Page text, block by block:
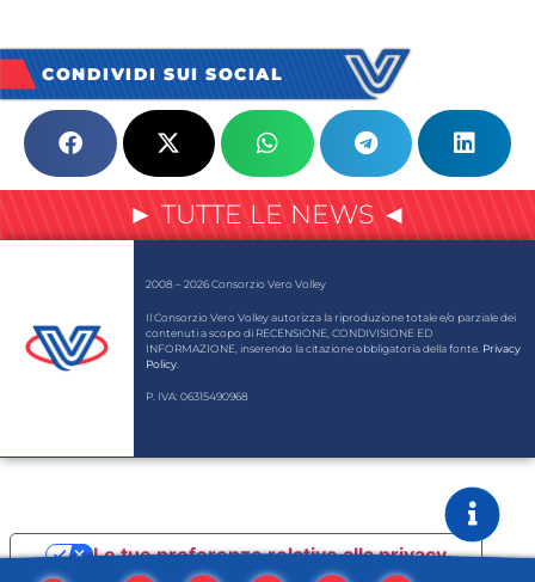
CONDIVIDI SUI SOCIAL
► TUTTE LE NEWS ◄
2008 – 2026 Consorzio Vero Volley
Il Consorzio Vero Volley autorizza la riproduzione totale e/o parziale dei
contenuti a scopo di RECENSIONE, CONDIVISIONE ED
INFORMAZIONE, inserendo la citazione obbligatoria della fonte. Privacy
Policy
P. IVA: 06315490968
Le tue preferenze relative alla privacy